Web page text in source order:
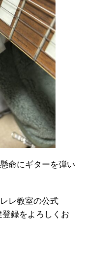
命にギターを弾い
レ教室の公式
登録をよろしくお